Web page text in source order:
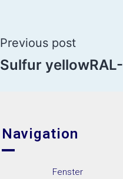
Previous post
Sulfur
Navigation
Fenster